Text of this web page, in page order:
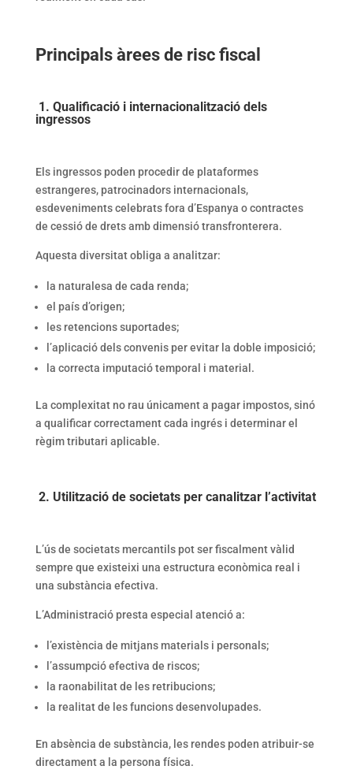
Principals àrees de risc fiscal
1. Qualificació i internacionalització dels
ingressos
Els ingressos poden procedir de plataformes
estrangeres, patrocinadors internacionals,
esdeveniments celebrats fora d’Espanya o contractes
de cessió de drets amb dimensió transfronterera.
Aquesta diversitat obliga a analitzar:
la naturalesa de cada renda;
el país d’origen;
les retencions suportades;
l’aplicació dels convenis per evitar la doble imposició;
la correcta imputació temporal i material.
La complexitat no rau únicament a pagar impostos, sinó
a qualificar correctament cada ingrés i determinar el
règim tributari aplicable.
2. Utilització de societats per canalitzar l’activitat
L’ús de societats mercantils pot ser fiscalment vàlid
sempre que existeixi una estructura econòmica real i
una substància efectiva.
L’Administració presta especial atenció a:
l’existència de mitjans materials i personals;
l’assumpció efectiva de riscos;
la raonabilitat de les retribucions;
la realitat de les funcions desenvolupades.
En absència de substància, les rendes poden atribuir-se
directament a la persona física.